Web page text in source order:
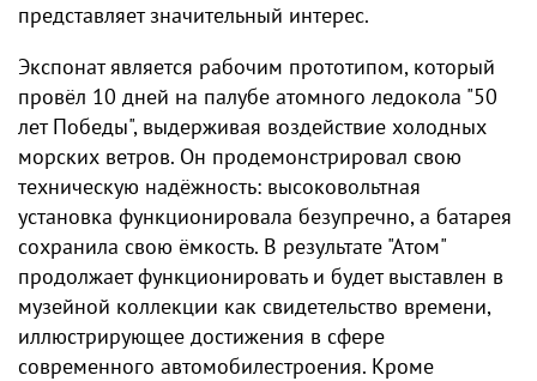
представляет значительный интерес.
Экспонат является рабочим прототипом, который
провёл 10 дней на палубе атомного ледокола "50
лет Победы", выдерживая воздействие холодных
морских ветров. Он продемонстрировал свою
техническую надёжность: высоковольтная
установка функционировала безупречно, а батарея
сохранила свою ёмкость. В результате "Атом"
продолжает функционировать и будет выставлен в
музейной коллекции как свидетельство времени,
иллюстрирующее достижения в сфере
современного автомобилестроения. Кроме